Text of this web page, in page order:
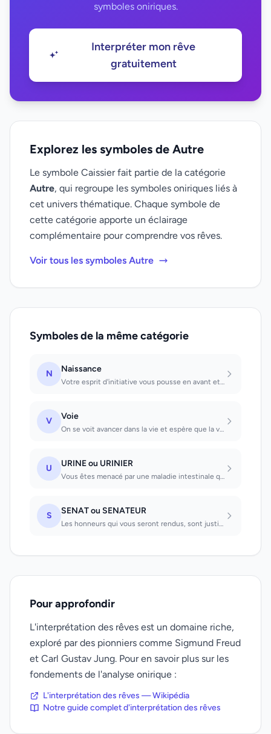
symboles oniriques.
Interpréter mon rêve
gratuitement
Explorez les symboles de Autre
Le symbole Caissier fait partie de la catégorie
Autre, qui regroupe les symboles oniriques liés à
cet univers thématique. Chaque symbole de
cette catégorie apporte un éclairage
complémentaire pour comprendre vos rêves.
Voir tous les symboles Autre
Symboles de la même catégorie
N Naissance
Votre esprit d'initiative vous pousse en avant et cela donne toujours de bons ré...
V Voie
On se voit avancer dans la vie et espère que la voie ira tout droit. Droite que...
U URINE ou URINIER
Vous êtes menacé par une maladie intestinale qui risque de mettre votre vie en p...
S SENAT ou SENATEUR
Les honneurs qui vous seront rendus, sont justifiés
Pour approfondir
L'interprétation des rêves est un domaine riche,
exploré par des pionniers comme Sigmund Freud
et Carl Gustav Jung. Pour en savoir plus sur les
fondements de l'analyse onirique :
L'interprétation des rêves — Wikipédia
Notre guide complet d'interprétation des rêves